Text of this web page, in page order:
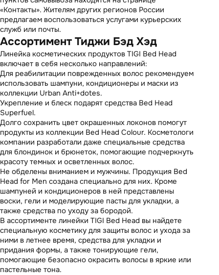
«Контакты». Жителям других регионов России
предлагаем воспользоваться услугами курьерских
служб или почты.
Ассортимент Тиджи Бэд Хэд
Линейка косметических продуктов TIGI Bed Head
включает в себя несколько направлений:
Для реабилитации поврежденных волос рекомендуем
использовать шампуни, кондиционеры и маски из
коллекции Urban Anti+dotes.
Укрепление и блеск подарят средства Bed Head
Superfuel.
Долго сохранить цвет окрашенных локонов помогут
продукты из коллекции Bed Head Colour. Косметологи
компании разработали даже специальные средства
для блондинок и брюнеток, помогающие подчеркнуть
красоту темных и осветленных волос.
Не обделены вниманием и мужчины. Продукция Bed
Head for Men создана специально для них. Кроме
шампуней и кондиционеров в ней представлены
воски, гели и моделирующие пасты для укладки, а
также средства по уходу за бородой.
В ассортименте линейки TIGI Bed Head вы найдете
специальную косметику для защиты волос и ухода за
ними в летнее время, средства для укладки и
придания формы, а также тонирующие гели,
помогающие безопасно окрасить волосы в яркие или
пастельные тона.